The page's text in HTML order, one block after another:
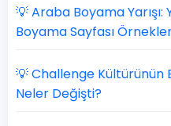
💡 Araba Boyama Yarışı:
Boyama Sayfası
💡 Challenge Kültürünün
Neler Değişti?